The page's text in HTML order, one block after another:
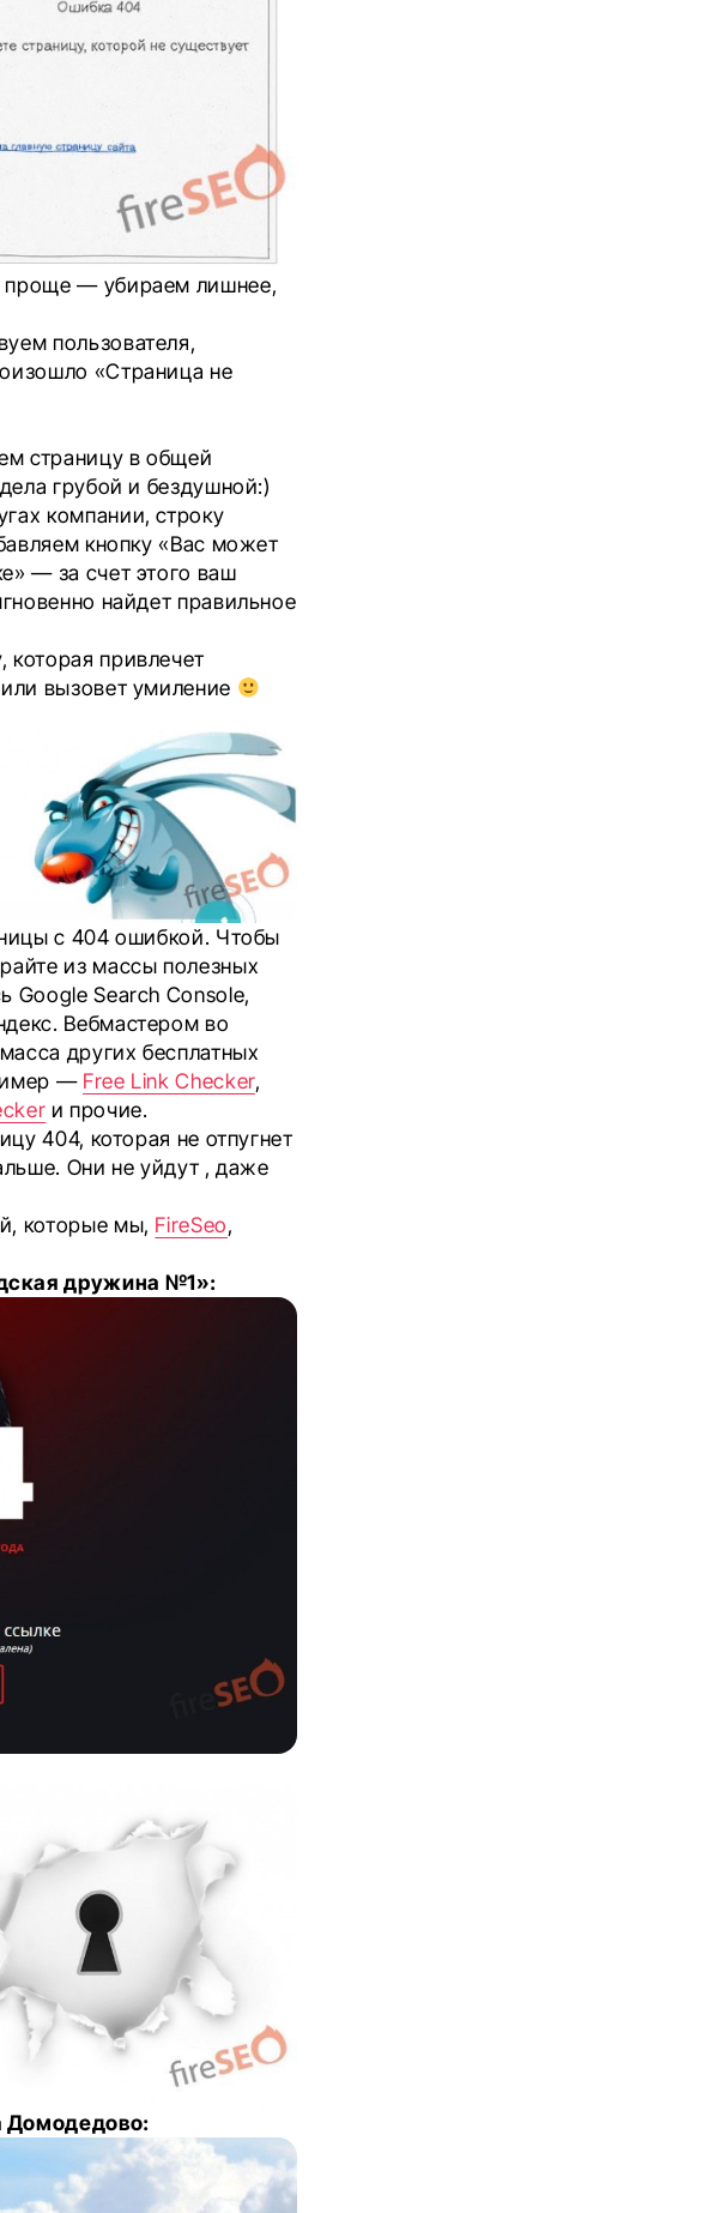
проще — убираем лишнее,
пользователя,
«Страница не
страницу в общей
грубой и бездушной:)
компании, строку
кнопку «Вас может
— за счет этого ваш
найдет правильное
привлечет
вызовет умиление
с 404 ошибкой. Чтобы
из массы полезных
Google Search Console,
Вебмастером во
других бесплатных
— Free Link Checker,
и прочие.
404, которая не отпугнет
Они не уйдут , даже
которые мы, FireSeo,
дружина №1»:
Домодедово: